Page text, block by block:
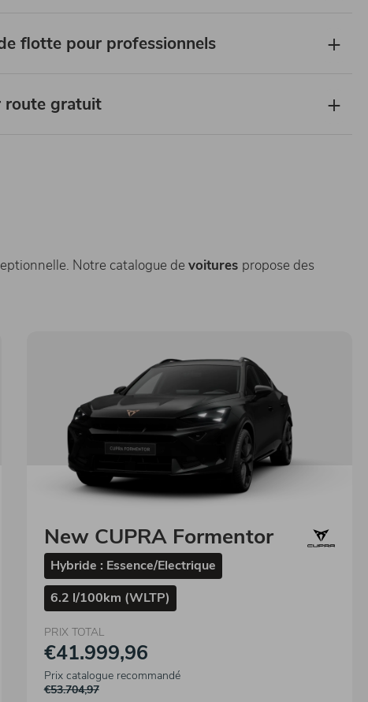
flotte pour professionnels
route gratuit
Notre catalogue de voitures propose des
New CUPRA Formentor
Hybride : Essence/Electrique
6.2 l/100km (WLTP)
PRIX TOTAL
€41.999,96
Prix catalogue recommandé
€53.704,97